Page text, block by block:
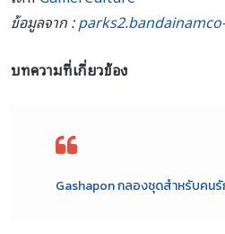
ข้อมูลจาก :
บทความที่เกี่ยวข้อง
Gashapon กลองชุดสำหรับคน